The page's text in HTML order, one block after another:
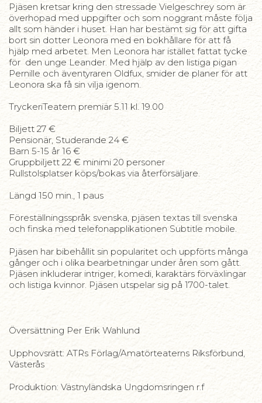
Pjäsen kretsar kring den stressade Vielgeschrey som är
överhopad med uppgifter och som noggrant måste följa
allt som händer i huset. Han har bestämt sig för att gifta
bort sin dotter Leonora med en bokhållare för att få
hjälp med arbetet. Men Leonora har istället fattat tycke
för den unge Leander. Med hjälp av den listiga pigan
Pernille och äventyraren Oldfux, smider de planer för att
Leonora ska få sin vilja igenom.
TryckeriTeatern premiär 5.11 kl. 19.00
Biljett 27 €
Pensionär, Studerande 24 €
Barn 5-15 år 16 €
Gruppbiljett 22 € minimi 20 personer
Rullstolsplatser köps/bokas via återförsäljare.
Längd 150 min., 1 paus
Föreställningsspråk svenska, pjäsen textas till svenska
och finska med telefonapplikationen Subtitle mobile.
Pjäsen har bibehållit sin popularitet och uppförts många
gånger och i olika bearbetningar under åren som gått.
Pjäsen inkluderar intriger, komedi, karaktärs förväxlingar
och listiga kvinnor. Pjäsen utspelar sig på 1700-talet.
Översättning Per Erik Wahlund
Upphovsrätt: ATRs Förlag/Amatörteaterns Riksförbund,
Västerås
Produktion: Västnyländska Ungdomsringen r.f